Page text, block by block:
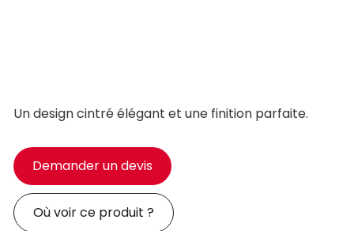
Un design cintré élégant et une finition parfaite.
Demander un devis
Où voir ce produit ?